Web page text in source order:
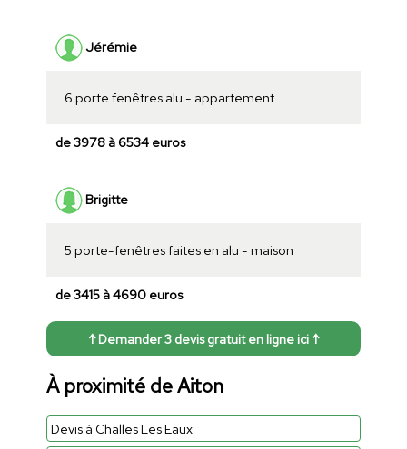
Jérémie
6 porte fenêtres alu - appartement
de 3978 à 6534 euros
Brigitte
5 porte-fenêtres faites en alu - maison
de 3415 à 4690 euros
↑ Demander 3 devis gratuit en ligne ici ↑
À proximité de Aiton
Devis à Challes Les Eaux